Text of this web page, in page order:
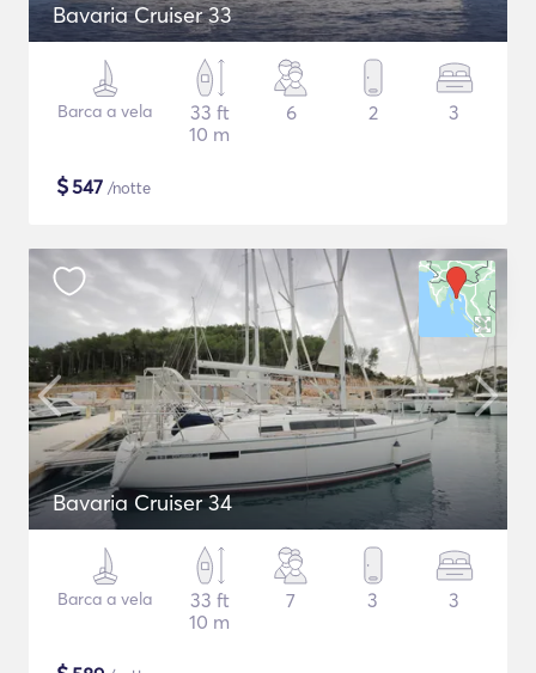
Bavaria Cruiser 33
Barca a vela
33 ft
10 m
6 2 3
$547 /notte
Bavaria Cruiser 34
Barca a vela
33 ft
10 m
7 3 3